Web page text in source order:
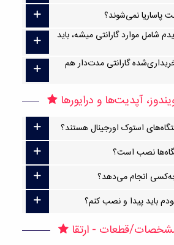
پاساریا نمی‌شوند؟
شامل موارد گارانتی میشه، باید
گارانتی مدت‌دار هم
آپدیت‌ها و درایورها
استوک اورجینال هستند؟
نصب است؟
انجام می‌دهد؟
باید پیدا و نصب کنم؟
قطعات - ارتقا